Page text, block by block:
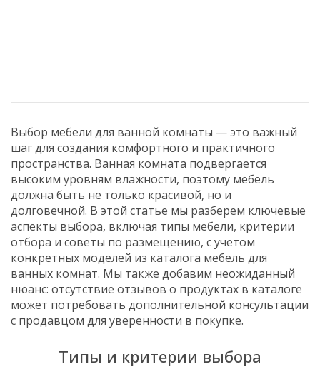
Выбор мебели для ванной комнаты — это важный
шаг для создания комфортного и практичного
пространства. Ванная комната подвергается
высоким уровням влажности, поэтому мебель
должна быть не только красивой, но и
долговечной. В этой статье мы разберем ключевые
аспекты выбора, включая типы мебели, критерии
отбора и советы по размещению, с учетом
конкретных моделей из каталога мебель для
ванных комнат. Мы также добавим неожиданный
нюанс: отсутствие отзывов о продуктах в каталоге
может потребовать дополнительной консультации
с продавцом для уверенности в покупке.
Типы и критерии выбора